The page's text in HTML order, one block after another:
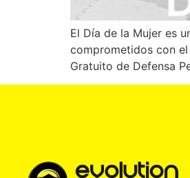
El Día de la Mujer es
comprometidos con
Gratuito de Defensa